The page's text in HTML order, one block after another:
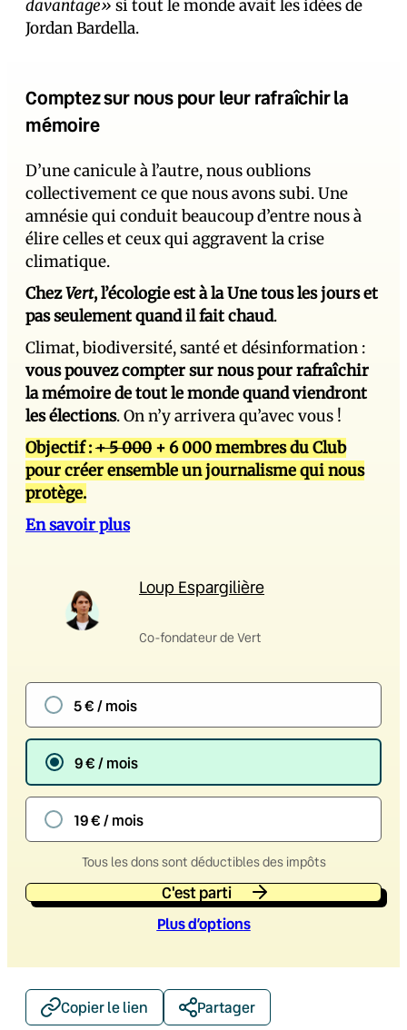
davantage» si tout le monde avait les idées de
Jordan Bardella.
Comptez sur nous pour leur rafraîchir la
mémoire
D’une canicule à l’autre, nous oublions
collectivement ce que nous avons subi. Une
amnésie qui conduit beaucoup d’entre nous à
élire celles et ceux qui aggravent la crise
climatique.
ChezVert, l’écologie est à la Une tous les jours et
pas seulement quand il fait chaud.
Climat, biodiversité, santé et désinformation :
vous pouvez compter sur nous pour rafraîchir
la mémoire de tout le monde quand viendront
les élections. On n’y arrivera qu’avec vous !
Objectif :+ 5 000 + 6 000 membres du Club
pour créer ensemble un journalisme qui nous
protège.
En savoir plus
Loup Espargilière
Co-fondateur de Vert
5 € / mois
9 € / mois
19 € / mois
Tous les dons sont déductibles des impôts
C'est parti
Plus d’options
Copier le lien Partager